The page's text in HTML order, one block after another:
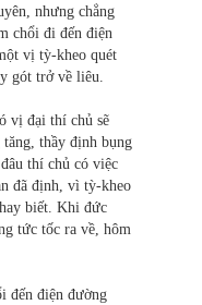
nhưng chẳng
chổi đi đến điện
vị tỳ-kheo quét
gót trở về liêu.
vị đại thí chủ sẽ
thầy định bụng
thí chủ có việc
đã định, vì tỳ-kheo
biết. Khi đức
tức tốc ra về, hôm
đến điện đường